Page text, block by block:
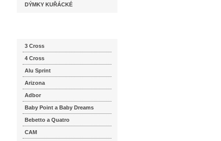
DÝMKY KUŘÁCKÉ
3 Cross
4 Cross
Alu Sprint
Arizona
Adbor
Baby Point a Baby Dreams
Bebetto a Quatro
CAM